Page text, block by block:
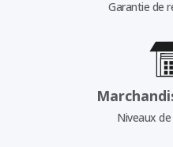
Garantie de
Niveaux